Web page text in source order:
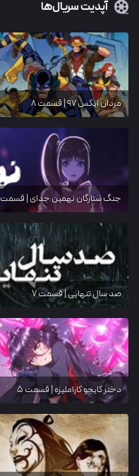
آپدیت سریال‌ها
مردان ایکس ۹۷ | قسمت 8
جنگ ستارگان نهمین جدای | قسمت 4
صد سال تنهایی | قسمت 7
دختر کایجو کاراملیزه | قسمت 5